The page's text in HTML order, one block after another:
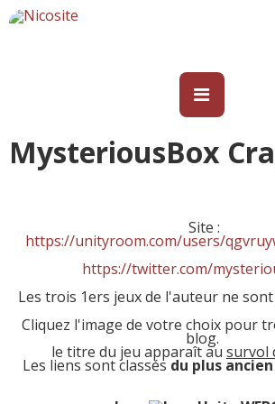
MysteriousBox
Site :
https://unityroom.com/users/
https://twitter.com/
Les trois 1ers jeux de l'auteur ne
Cliquez l'image de votre choix pour
blog.
le titre du jeu apparaît au survol
Les liens sont classés du plus ancien